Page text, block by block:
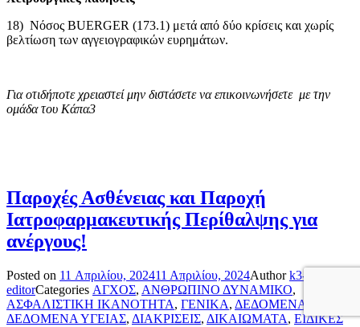
18) Νόσος BUERGER (173.1) μετά από δύο κρίσεις και χωρίς
βελτίωση των αγγειογραφικών ευρημάτων.
Για οτιδήποτε χρειαστεί μην διστάσετε να επικοινωνήσετε με την
ομάδα του Κάπα3
Παροχές Ασθένειας και Παροχή
Ιατροφαρμακευτικής Περίθαλψης για
ανέργους!
Posted on 11 Απριλίου, 202411 Απριλίου, 2024Authork3-
editorCategories ΑΓΧΟΣ, ΑΝΘΡΩΠΙΝΟ ΔΥΝΑΜΙΚΟ,
ΑΣΦΑΛΙΣΤΙΚΗ ΙΚΑΝΟΤΗΤΑ, ΓΕΝΙΚΑ, ΔΕΔΟΜΕΝΑ
ΔΕΔΟΜΕΝΑ ΥΓΕΙΑΣ, ΔΙΑΚΡΙΣΕΙΣ, ΔΙΚΑΙΩΜΑΤΑ, ΕΙΔΙΚΕΣ